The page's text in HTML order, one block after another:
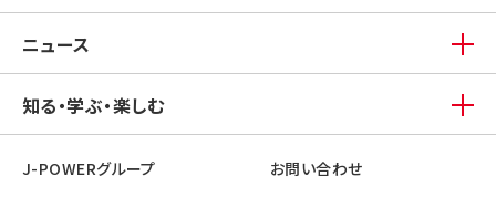
ニュース
知る・学ぶ・楽しむ
J-POWERグループ お問い合わせ